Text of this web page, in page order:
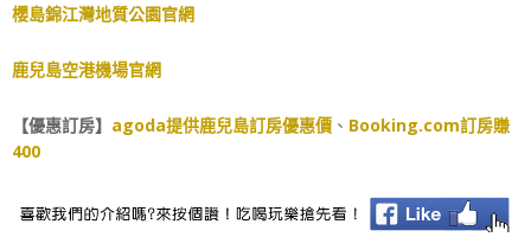
櫻島錦江灣地質公園官網
鹿兒島空港機場官網
【優惠訂房】 agoda提供鹿兒島訂房優惠價 、 Booking.com訂房賺
400